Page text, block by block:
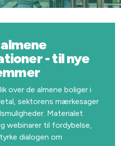
- til nye
over de almene boliger i
sektorens mærkesager
Materialet
webinarer til fordybelse,
dialogen om